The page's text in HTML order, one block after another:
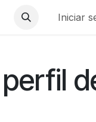
Iniciar